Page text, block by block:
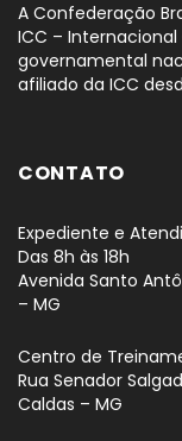
A Confederação
ICC –
governamental
afiliado da ICC
CONTATO
Expediente e
Das 8h às 18h
Avenida Santo
– MG
Centro de
Rua Senador
Caldas – MG